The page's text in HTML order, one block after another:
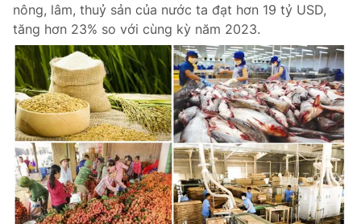
nông, lâm, thuỷ sản của nước ta đạt hơn 19 tỷ USD,
tăng hơn 23% so với cùng kỳ năm 2023.